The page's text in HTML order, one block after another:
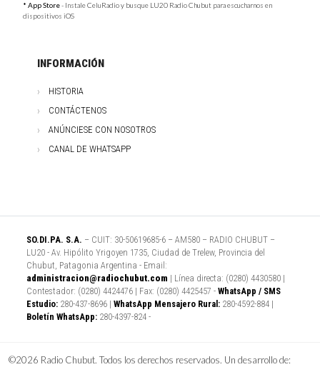
* App Store- Instale CeluRadio y busque LU20 Radio Chubut para escucharnos en
dispositivos iOS
INFORMACIÓN
HISTORIA
CONTÁCTENOS
ANÚNCIESE CON NOSOTROS
CANAL DE WHATSAPP
SO.DI.PA. S.A. – CUIT: 30-50619685-6 – AM580 – RADIO CHUBUT –
LU20 - Av. Hipólito Yrigoyen 1735, Ciudad de Trelew, Provincia del
Chubut, Patagonia Argentina - Email:
administracion@radiochubut.com | Línea directa: (0280) 4430580 |
Contestador: (0280) 4424476 | Fax: (0280) 4425457 - WhatsApp / SMS
Estudio: 280-437-8696 | WhatsApp Mensajero Rural: 280-4592-884 |
Boletín WhatsApp: 280-4397-824 -
©2026 Radio Chubut. Todos los derechos reservados. Un desarrollo de: